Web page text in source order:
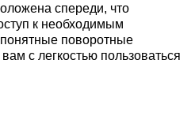
спереди, что
к необходимым
поворотные
с легкостью пользоваться